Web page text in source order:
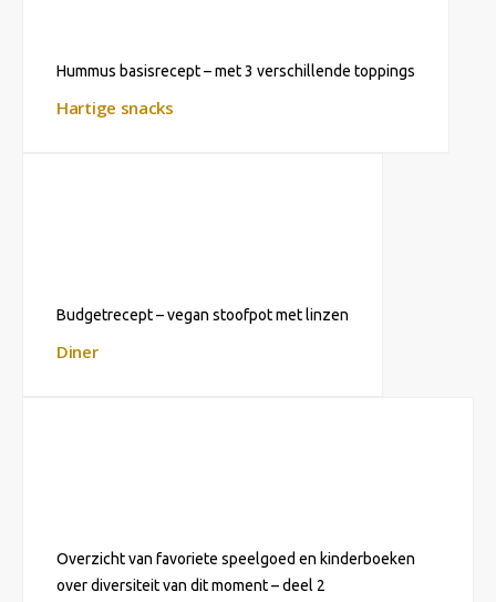
Hummus basisrecept – met 3 verschillende toppings
Hartige snacks
Budgetrecept – vegan stoofpot met linzen
Diner
Overzicht van favoriete speelgoed en kinderboeken
over diversiteit van dit moment – deel 2